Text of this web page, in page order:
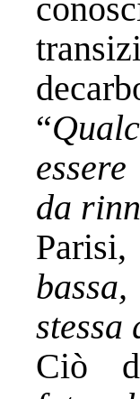
“
da
Parisi,
Ciò